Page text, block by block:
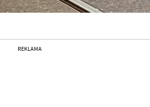
REKLAMA